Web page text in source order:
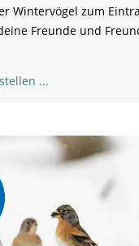
Wintervögel zum
Freunde und